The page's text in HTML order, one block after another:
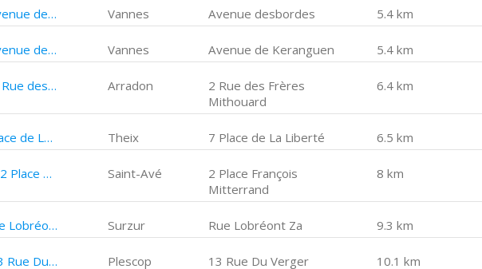
Crédit Agricole Vannes Avenue desbordes Vannes Avenue desbordes 5.4 km
Crédit Agricole Vannes Avenue de Keranguen Vannes Avenue de Keranguen 5.4 km
Crédit Agricole Arradon 2 Rue des Frères Mithouard Arradon
2 Rue des Frères
Mithouard
6.4 km
Crédit Agricole Theix 7 Place de La Liberté Theix 7 Place de La Liberté 6.5 km
Crédit Agricole Saint-Avé 2 Place François Mitterrand Saint-Avé
2 Place François
Mitterrand
8 km
Crédit Agricole Surzur Rue Lobréont Za Surzur Rue Lobréont Za 9.3 km
Crédit Agricole Plescop 13 Rue Du Verger Plescop 13 Rue Du Verger 10.1 km